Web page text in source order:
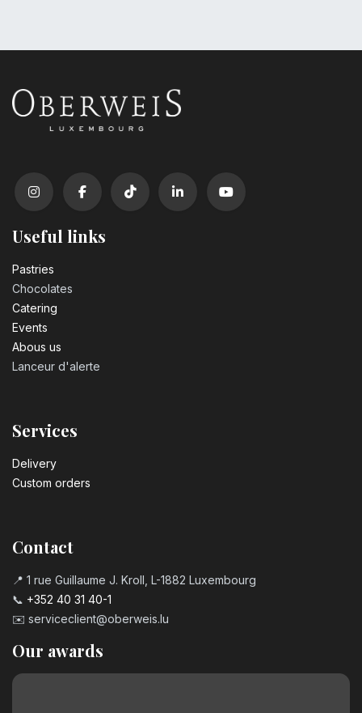
Useful links
Pastrie​s
Chocolates
Catering
Events
Abous us
Lanceur d'alerte
Services
Delivery
Custom orders
Contact
📍 1 rue Guillaume J. Kroll, L-1882 Luxembourg
📞 +352 40 31 40-1
✉️ serviceclient@oberweis.lu
Our awards